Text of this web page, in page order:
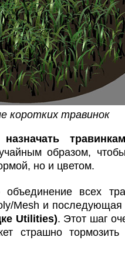
коротких травинок
назначать
образом, чтобы
но и цветом.
всех
Mesh и последующая
Utilities). Этот шаг
страшно